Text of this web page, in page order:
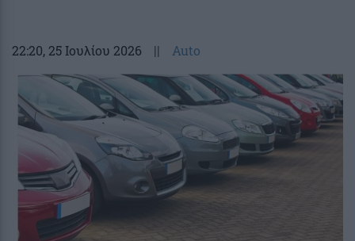
22:20, 25 Ιουλίου 2026 || Auto